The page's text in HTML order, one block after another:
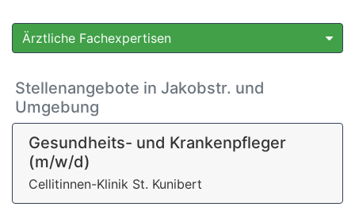
Ärztliche Fachexpertisen
Stellenangebote in Jakobstr. und
Umgebung
Gesundheits- und Krankenpfleger
(m/w/d)
Cellitinnen-Klinik St. Kunibert